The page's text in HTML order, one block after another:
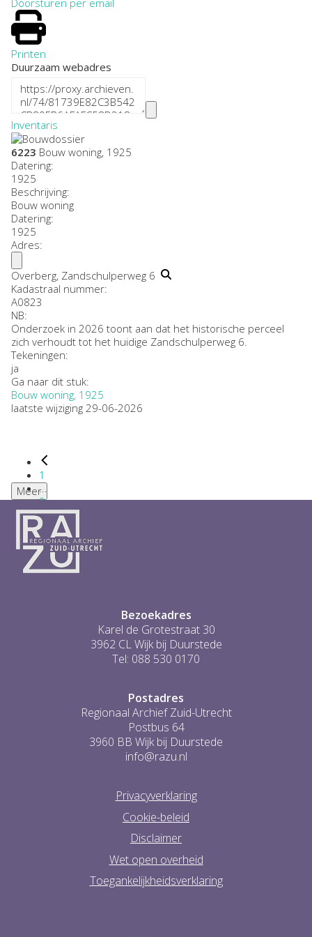
Printen
Duurzaam webadres
Inventaris
6223 Bouw woning, 1925
Datering:
1925
Beschrijving:
Bouw woning
Datering:
1925
Adres:
Overberg, Zandschulperweg 6
Kadastraal nummer:
A0823
NB:
Onderzoek in 2026 toont aan dat het historische perceel
zich verhoudt tot het huidige Zandschulperweg 6.
Tekeningen:
ja
Ga naar dit stuk:
Bouw woning, 1925
laatste wijziging 29-06-2026
1
...
2
3
4
5
6
...
Meer
Bezoekadres
Karel de Grotestraat 30
3962 CL Wijk bij Duurstede
Tel: 088 530 0170
Postadres
Regionaal Archief Zuid-Utrecht
Postbus 64
3960 BB Wijk bij Duurstede
info@razu.nl
Privacyverklaring
Cookie-beleid
Disclaimer
Wet open overheid
Toegankelijkheidsverklaring